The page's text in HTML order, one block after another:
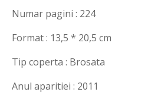
fost:
24,00 lei.
Numar pagini : 224
Format : 13,5 * 20,5 cm
Tip coperta : Brosata
Anul aparitiei : 2011